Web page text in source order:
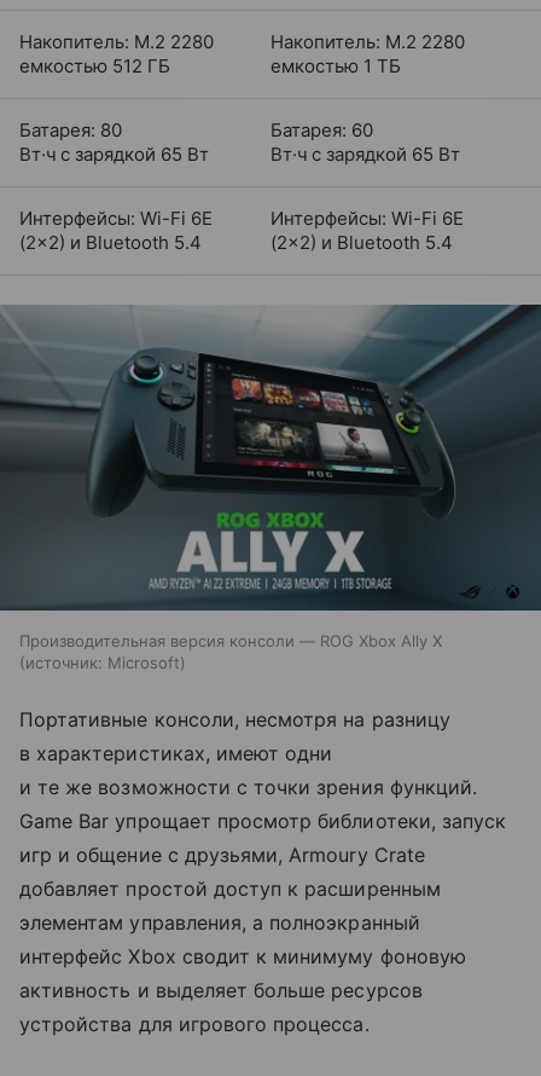
Накопитель: M.2 2280
емкостью 512 ГБ
Накопитель: M.2 2280
емкостью 1 ТБ
Батарея: 80
Вт·ч с зарядкой 65 Вт
Батарея: 60
Вт·ч с зарядкой 65 Вт
Интерфейсы: Wi-Fi 6E
(2×2) и Bluetooth 5.4
Интерфейсы: Wi-Fi 6E
(2×2) и Bluetooth 5.4
Производительная версия консоли — ROG Xbox Ally X
источник: Microsoft
Портативные консоли, несмотря на разницу
в характеристиках, имеют одни
и те же возможности с точки зрения функций.
Game Bar упрощает просмотр библиотеки, запуск
игр и общение с друзьями, Armoury Crate
добавляет простой доступ к расширенным
элементам управления, а полноэкранный
интерфейс Xbox сводит к минимуму фоновую
активность и выделяет больше ресурсов
устройства для игрового процесса.